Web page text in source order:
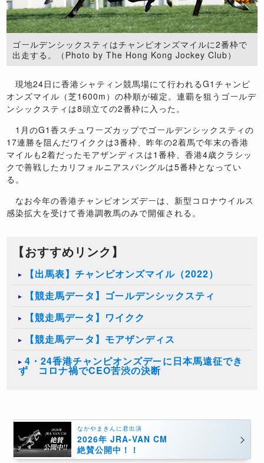
ゴールデンシックスティは​チャンピオンズマイルに2番枠で
出走する。（Photo by The Hong Kong Jockey Club）
現地24日に香港シャティン競馬場にて行われるG1チャンピ
オンズマイル（芝1600m）の枠順が確定。連覇を狙うゴールデ
ンシックスティは8頭立ての2番枠に入った。
1月のG1香スチュワーズカップでゴールデンシックスティの
17連勝を阻んだワイククは3番枠、昨年の2着馬で年末の香港
マイルも2着だったモアザンディスは1番枠、香港4歳クラシッ
クで善戦したカリフォルニアスパングルは5番枠となってい
る。
なお今年の香港チャンピオンズデーは、新型コロナウイルス
感染拡大を受けて香港調教馬のみで開催される。
【おすすめリンク】
【出馬表】チャンピオンズマイル（2022）
【競走馬データ】ゴールデンシックスティ
【競走馬データ】ワイクク
【競走馬データ】モアザンディス
4・24香港チャンピオンズデーに日本馬遠征でき
ず コロナ禍でCEO苦渋の決断
なかやまきんに君出演
2026年 JRA-VAN CM
絶賛公開中！！